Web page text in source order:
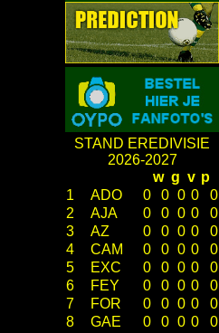
STAND EREDIVISIE
2026-2027
w g v p
1
ADO 0 0 0 0
0
2
AJA 0 0 0 0
0
3
AZ 0 0 0 0
0
4
CAM 0 0 0 0
0
5
EXC 0 0 0 0
0
6
FEY 0 0 0 0
0
7
FOR 0 0 0 0
0
8
GAE 0 0 0 0
0